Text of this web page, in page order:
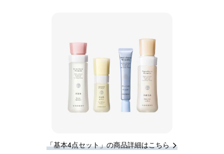
「基本4点セット」の商品詳細はこちら